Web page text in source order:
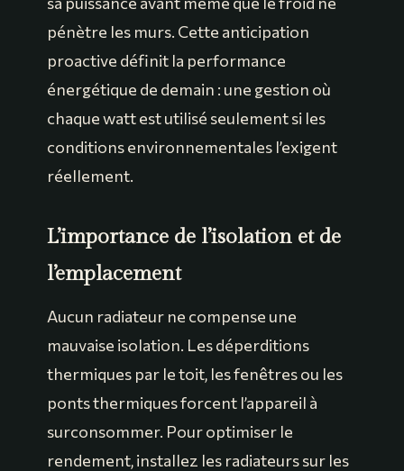
pénètre les murs. Cette anticipation
proactive définit la performance
énergétique de demain : une gestion où
chaque watt est utilisé seulement si les
conditions environnementales l’exigent
réellement.
L’importance de l’isolation et de
l’emplacement
Aucun radiateur ne compense une
mauvaise isolation. Les déperditions
thermiques par le toit, les fenêtres ou les
ponts thermiques forcent l’appareil à
surconsommer. Pour optimiser le
rendement, installez les radiateurs sur les